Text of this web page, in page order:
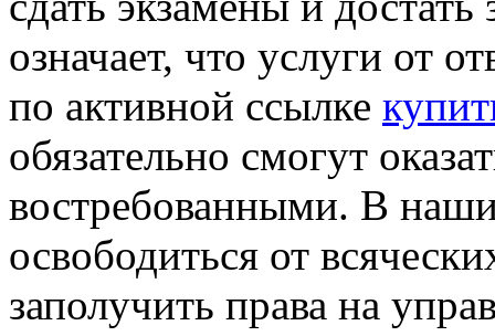
означает, что услуги от
по активной ссылке
обязательно смогут
востребованными. В
освободиться от
заполучить права на